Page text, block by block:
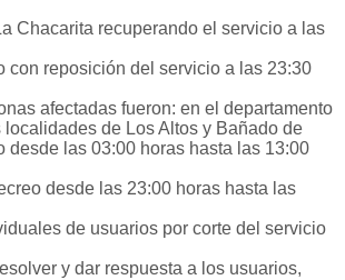
Chacarita recuperando el servicio a las
con reposición del servicio a las 23:30
afectadas fueron: en el departamento
localidades de Los Altos y Bañado de
desde las 03:00 horas hasta las 13:00
desde las 23:00 horas hasta las
de usuarios por corte del servicio
y dar respuesta a los usuarios,